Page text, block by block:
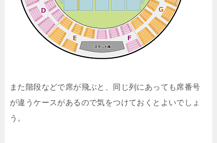
また階段などで席が飛ぶと、同じ列にあっても席番号
が違うケースがあるので気をつけておくとよいでしょ
う。